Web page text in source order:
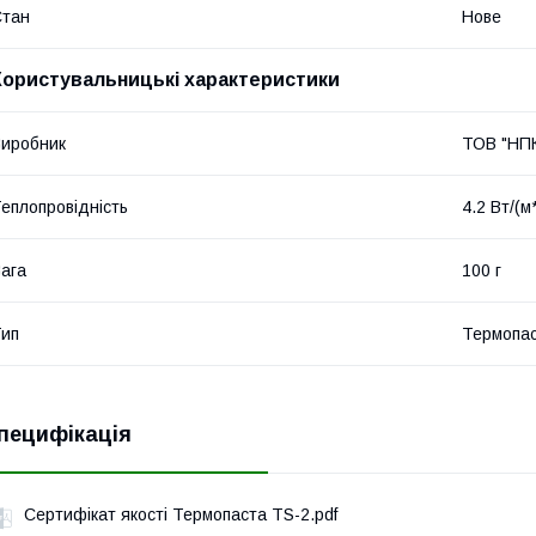
Нове
характеристики
ТОВ
4.2 Вт/
100 г
Сертифікат якості Термопаста TS-2.pdf